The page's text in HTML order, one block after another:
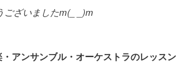
ございましたm(_ _)m
アンサンブル・オーケストラのレッスン